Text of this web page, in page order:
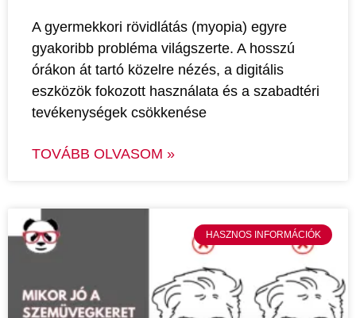
A gyermekkori rövidlátás (myopia) egyre
gyakoribb probléma világszerte. A hosszú
órákon át tartó közelre nézés, a digitális
eszközök fokozott használata és a szabadtéri
tevékenységek csökkenése
TOVÁBB OLVASOM »
HASZNOS INFORMÁCIÓK